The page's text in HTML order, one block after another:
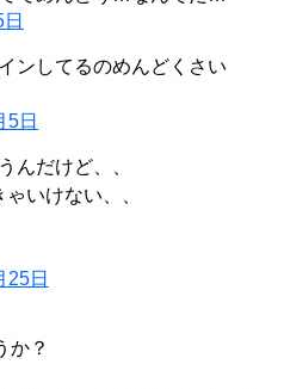
ンしてるのめんどくさい
5日
んだけど、、
いけない、、
25日
か？